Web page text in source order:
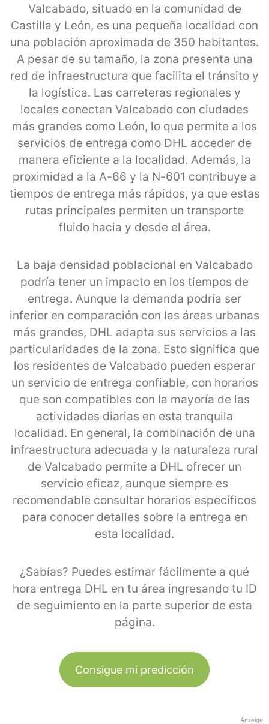
Valcabado, situado en la comunidad de
Castilla y León, es una pequeña localidad con
una población aproximada de 350 habitantes.
A pesar de su tamaño, la zona presenta una
red de infraestructura que facilita el tránsito y
la logística. Las carreteras regionales y
locales conectan Valcabado con ciudades
más grandes como León, lo que permite a los
servicios de entrega como DHL acceder de
manera eficiente a la localidad. Además, la
proximidad a la A-66 y la N-601 contribuye a
tiempos de entrega más rápidos, ya que estas
rutas principales permiten un transporte
fluido hacia y desde el área.
La baja densidad poblacional en Valcabado
podría tener un impacto en los tiempos de
entrega. Aunque la demanda podría ser
inferior en comparación con las áreas urbanas
más grandes, DHL adapta sus servicios a las
particularidades de la zona. Esto significa que
los residentes de Valcabado pueden esperar
un servicio de entrega confiable, con horarios
que son compatibles con la mayoría de las
actividades diarias en esta tranquila
localidad. En general, la combinación de una
infraestructura adecuada y la naturaleza rural
de Valcabado permite a DHL ofrecer un
servicio eficaz, aunque siempre es
recomendable consultar horarios específicos
para conocer detalles sobre la entrega en
esta localidad.
¿Sabías? Puedes estimar fácilmente a qué
hora entrega DHL en tu área ingresando tu ID
de seguimiento en la parte superior de esta
página.
Consigue mi predicción
Anzeige